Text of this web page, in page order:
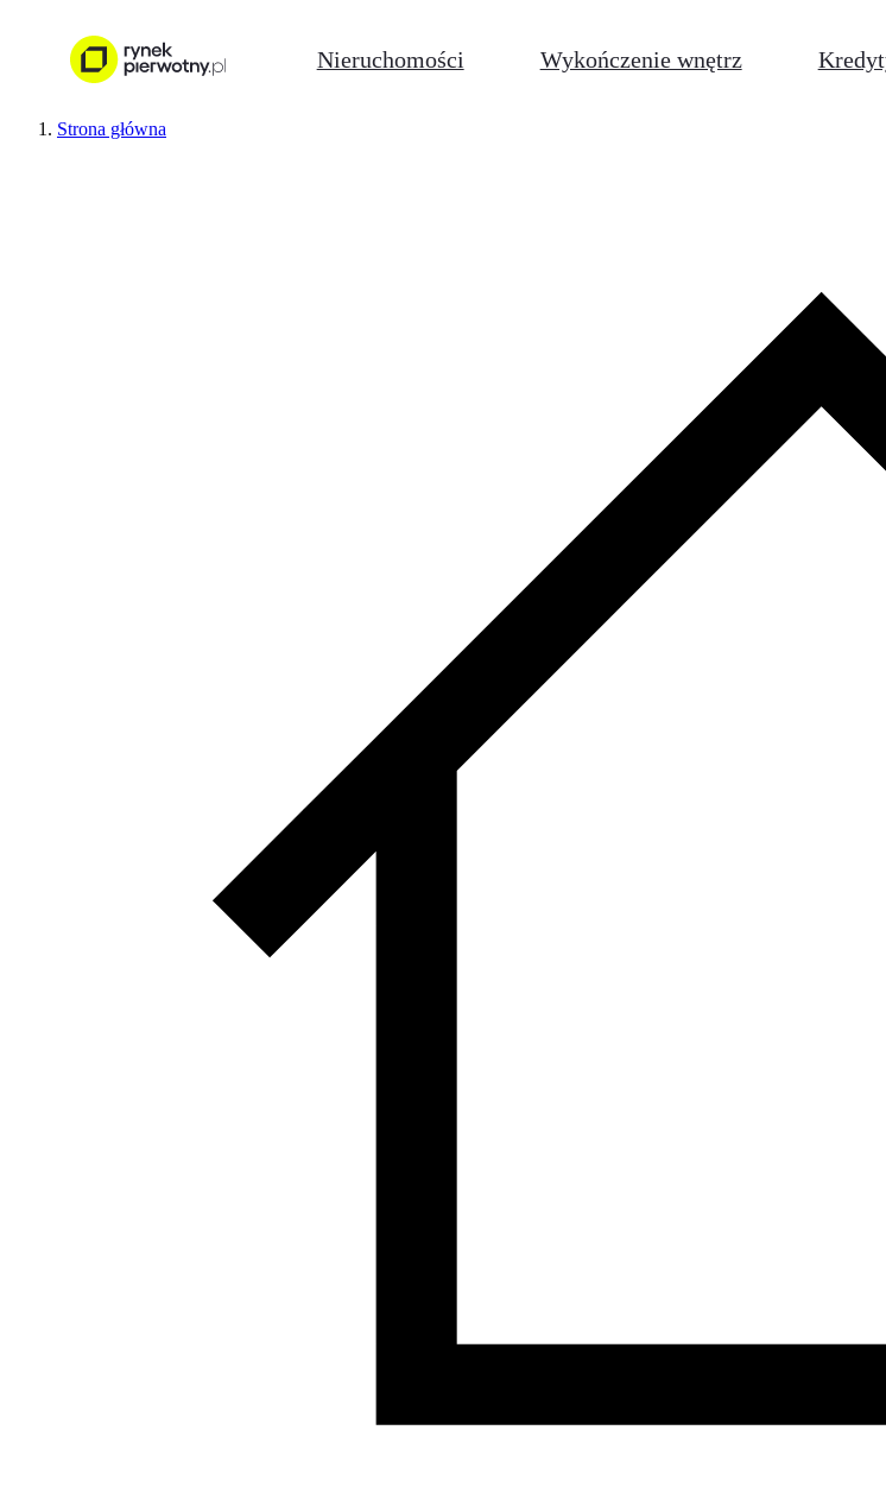
Nieruchomości Wykończenie wnętrz
Strona główna